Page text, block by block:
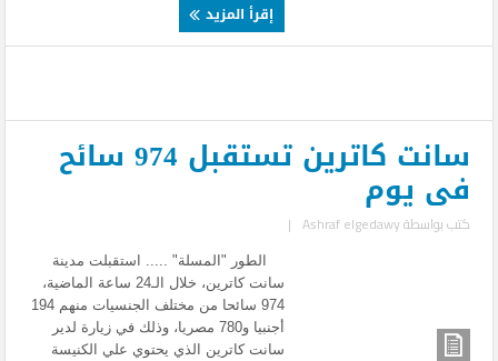
إقرأ المزيد
سانت كاترين تستقبل 974 سائح
فى يوم
كتب بواسطةAshraf elgedawy
|
الطور "المسلة" ..... استقبلت مدينة
سانت كاترين، خلال الـ24 ساعة الماضية،
974 سائحا من مختلف الجنسيات منهم 194
أجنبيا و780 مصريا، وذلك في زيارة لدير
سانت كاترين الذي يحتوي علي الكنيسة